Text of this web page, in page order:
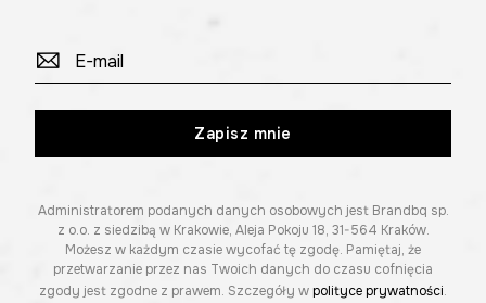
Zapisz mnie
Administratorem podanych danych osobowych jest Brandbq sp.
z o.o. z siedzibą w Krakowie, Aleja Pokoju 18, 31-564 Kraków.
Możesz w każdym czasie wycofać tę zgodę. Pamiętaj, że
przetwarzanie przez nas Twoich danych do czasu cofnięcia
zgody jest zgodne z prawem. Szczegóły w polityce prywatności.